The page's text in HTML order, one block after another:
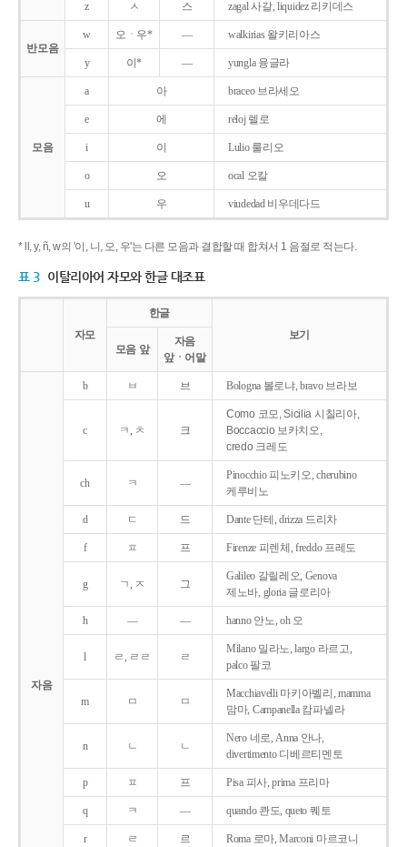
z ㅅ 스 zagal 사갈, liquidez 리키데스
반모음
w 오ㆍ우* ― walkirias 왈키리아스
y 이* ― yungla 융글라
모음
a 아 braceo 브라세오
e 에 reloj 렐로
i 이 Lulio 룰리오
o 오 ocal 오칼
u 우 viudedad 비우데다드
* ll, y, ñ, w의 '이, 니, 오, 우'는 다른 모음과 결합할 때 합쳐서 1 음절로 적는다.
표 3 이탈리아어 자모와 한글 대조표
자모
한글
보기
모음 앞
자음
앞ㆍ어말
자음
b ㅂ 브 Bologna 볼로냐, bravo 브라보
c ㅋ, ㅊ 크
Como 코모, Sicilia 시칠리아,
Boccaccio 보카치오,
credo 크레도
ch ㅋ ―
Pinocchio 피노키오, cherubino
케루비노
d ㄷ 드 Dante 단테, drizza 드리차
f ㅍ 프 Firenze 피렌체, freddo 프레도
g ㄱ, ㅈ 그
Galileo 갈릴레오, Genova
제노바, gloria 글로리아
h ― ― hanno 안노, oh 오
l ㄹ, ㄹㄹ ㄹ
Milano 밀라노, largo 라르고,
palco 팔코
m ㅁ ㅁ
Macchiavelli 마키아벨리, mamma
맘마, Campanella 캄파넬라
n ㄴ ㄴ
Nero 네로, Anna 안나,
divertimento 디베르티멘토
p ㅍ 프 Pisa 피사, prima 프리마
q ㅋ ― quando 콴도, queto 퀘토
r ㄹ 르 Roma 로마, Marconi 마르코니